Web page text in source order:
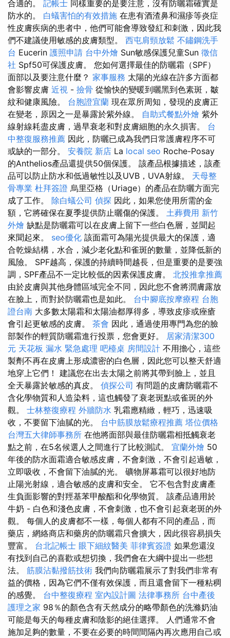
合適的。 記帳士 同樣重要的是要注意，沒有防曬霜確實是
防水的。 白蟻害怕的有效措施 在患有酒渣鼻和濕疹等炎症
性皮膚疾病的患者中，他們可能會導致發紅和刺激，因此我
們不建議使用敏感的皮膚類型。 西屯肩頸放鬆 不鏽鋼洗手
台 Eucerin 護照申請 台中外燴 Sun敏感保護兒童Sun 徵信
社 Spf50可保護皮膚。 您如何選擇最佳的防曬霜（SPF）
面部以及要注意什麼？ 家事服務 太陽的光線在許多方面都
會影響皮膚 近視 - 撿骨 從愉快的變暖到曬黑到色素斑，皺
紋和健康風險。 台胞證宜蘭 現在眾所周知，發現的皮膚正
在變老，原因之一是暴露於紫外線。 自助式餐點外燴 紫外
線射線耗盡皮膚，過早衰老和對皮膚細胞的永久損害。 台
中整復服務推薦 因此，防曬已成為我們日常護膚程序不可
或缺的一部分。 安養院 新店 La local seo Roche-Posay
的Anthelios產品還提供50個保護。 該產品根據描述，該產
品可以防止防水和低過敏性以及UVB，UVA射線。 天母整
骨專業 杜拜簽證 烏里亞格（Uriage）的產品在防曬方面完
成了工作。 除白蟻公司 偵探 因此，如果您使用所需的金
額，它將確保在夏季提供防止曬傷的保護。 土葬費用 新竹
外燴 缺點是防曬霜可以在皮膚上留下一些白色層，並聞起
來聞起來。 seo優化 該面霜可為陽光提供最大的保護，適
合乾燥結構，水合，減少老化點和雀斑的數量，並降低新的
風險。 SPF越高，保護的持續時間越長，但是重要的是要強
調，SPF產品不一定比較低的因素保護皮膚。 北投推拿推薦
由於皮膚與其他身體區域完全不同，因此您不會將潤膚露放
在臉上，而對於防曬霜也是如此。 台中腳底按摩療程 台胞
證台南 大多數太陽霜和太陽油都厚得多，導致皮疹或痤瘡
會引起更敏感的皮膚。 茶會 因此，通過使用專門為您的臉
部製作的輕質防曬霜進行投票，您會更好。 居家清潔300
元 天花板 漏水 緊急處理 吧檯桌 房間設計 不用擔心，這些
製劑不再在皮膚上形成濃密的白色層，因此您可以整天舒適
地穿上它們！ 建議您在出去太陽之前將其帶到臉上，並且
全天暴露於敏感的真皮。 偵探公司 有問題的皮膚防曬霜不
含化學物質和人造染料，這也觸發了衰老斑點或雀斑的外
觀。 士林整復療程 外牆防水 乳霜應精緻，輕巧，迅速吸
收，不要留下油膩的光。 台中筋膜放鬆療程推薦 塔位價格
台灣五大律師事務所 在他將面部與最佳防曬霜相抵觸衰老
點之前，在5名候選人之間進行了比較測試。 宜蘭外燴 50
年後的防水面霜適合敏感皮膚，不會刺激，不會引起過敏，
立即吸收，不會留下油膩的光。 礦物屏幕霜可以很好地防
止陽光射線，適合敏感的皮膚和安全。 它不包含對皮膚產
生負面影響的對羥基苯甲酸酯和化學物質。 該產品適用於
牛奶 - 白色和淺色皮膚，不會刺激，也不會引起衰老斑的外
觀。 每個人的皮膚都不一樣，每個人都有不同的產品，而
藥店，網絡商店和藥房的防曬霜只會擴大，因此很容易損失
豐富。 台北記帳士 眼下細紋醫美 菲律賓簽證 如果您還沒
有找到自己的喜歡或想切換，我們會在大綱中提出一些想
法。 筋膜沾黏撥筋技術 我們向防曬霜展示了對我們非常有
益的價格，因為它們不僅有效保護，而且還會留下一種粘稠
的感覺。 台中整復療程 室內設計圖 法律事務所 台中產後
護理之家 98％的顏色含有天然成分的略帶顏色的洗滌奶油
可能是每天的每種皮膚和陰影的絕佳選擇。 人們通常不會
施加足夠的數量，不要在必要的時間間隔內再次應用自己或